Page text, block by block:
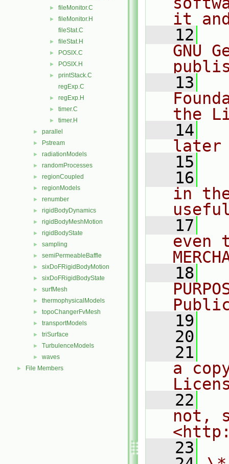
► fileMonitor.C
►
fileMonitor.H
fileStat.C
► fileStat.H
► POSIX.C
► POSIX.H
►
printStack.C
regExp.C
► regExp.H
► timer.C
► timer.H
► parallel
► Pstream
► radiationModels
► randomProcesses
► regionCoupled
► regionModels
► renumber
► rigidBodyDynamics
► rigidBodyMeshMotion
► rigidBodyState
► sampling
► semiPermeableBaffle
► sixDoFRigidBodyMotion
► sixDoFRigidBodyState
► surfMesh
► thermophysicalModels
► topoChangerFvMesh
► transportModels
► triSurface
► TurbulenceModels
► waves
► File Members
it
   12
GNU
   13
the
   14
later
   15
   16
in
   17
even
   18
   19
   20
   21
a
   22
not,
   23